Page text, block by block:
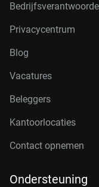
Privacycentrum
Blog
Vacatures
Beleggers
Kantoorlocaties
Contact opnemen
Ondersteuning